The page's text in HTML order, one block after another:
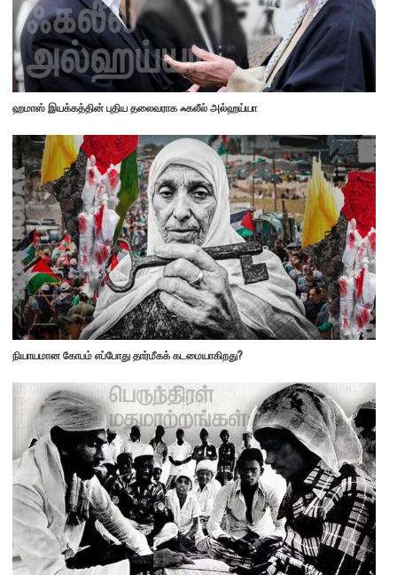
ஹமாஸ் இயக்கத்தின் புதிய தலைவராக ஃகலீல் அல்ஹய்யா
நியாயமான கோபம் எப்போது தார்மீகக் கடமையாகிறது?